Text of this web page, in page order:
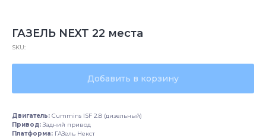
ГАЗЕЛЬ NEXT 22 места
SKU:
Добавить в корзину
Двигатель: Cummins ISF 2.8 (дизельный)
Привод: Задний привод
Платформа: ГАЗель Некст